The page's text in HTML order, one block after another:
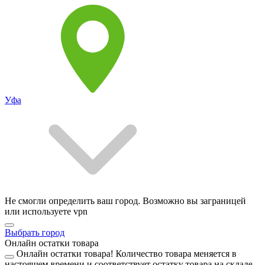
Уфа
Не смогли определить ваш город. Возможно вы заграницей
или используете vpn
Выбрать город
Онлайн остатки товара
Онлайн остатки товара! Количество товара меняется в